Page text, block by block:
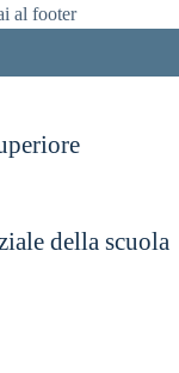
al footer
della scuola